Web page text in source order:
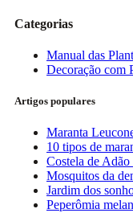
Categorias
Manual das
Decoração com
Artigos populares
Maranta
10 tipos de
Costela de
Mosquitos da
Jardim dos
Peperômia